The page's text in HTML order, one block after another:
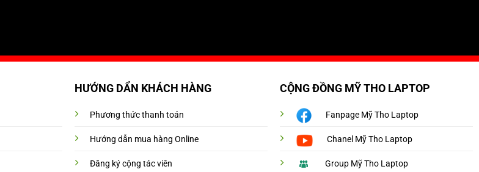
HƯỚNG DẨN KHÁCH HÀNG
Phương thức thanh toán
Hướng dẫn mua hàng Online
Đăng ký cộng tác viên
CỘNG ĐỒNG MỸ THO LAPTOP
Fanpage Mỹ Tho Laptop
Chanel Mỹ Tho Laptop
Group Mỹ Tho Laptop